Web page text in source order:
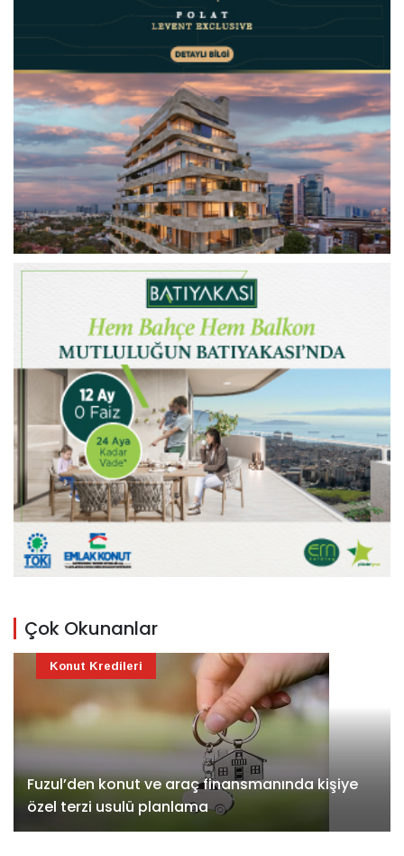
Çok Okunanlar
Fuzul’den konut ve araç finansmanında kişiye
özel terzi usulü planlama
Konut Kredileri